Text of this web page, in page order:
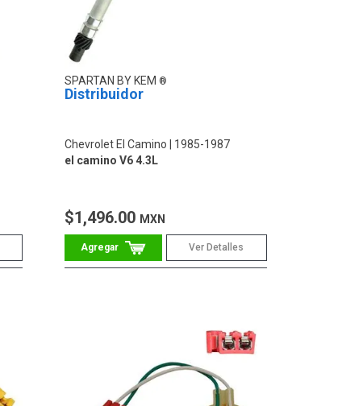
SPARTAN BY KEM
Distribuidor
Chevrolet El Camino
1985-1987
el camino V6 4.3L
$1,496.00 MXN
Ver Detalles